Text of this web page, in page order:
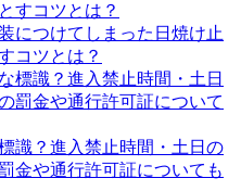
につけてしまった日焼け止
コツとは？
識？進入禁止時間・土日の
金や通行許可証についても